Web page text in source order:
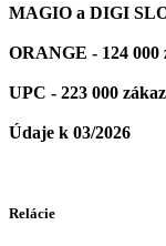
MAGIO a DIGI
ORANGE - 124 000
UPC - 223 000
Údaje k 03/2026
Relácie